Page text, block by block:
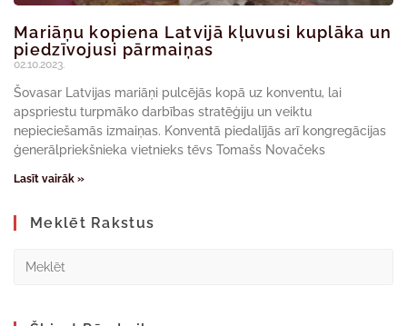
Mariāņu kopiena Latvijā kļuvusi kuplāka un
piedzīvojusi pārmaiņas
02.10.2023.
Šovasar Latvijas mariāņi pulcējās kopā uz konventu, lai
apspriestu turpmāko darbības stratēģiju un veiktu
nepieciešamās izmaiņas. Konventā piedalījās arī kongregācijas
ģenerālpriekšnieka vietnieks tēvs Tomašs Novačeks
Lasīt vairāk »
Meklēt Rakstus